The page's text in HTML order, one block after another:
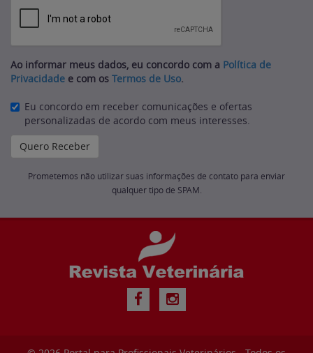
Ao informar meus dados, eu concordo com a Política de
Privacidade e com os Termos de Uso.
Eu concordo em receber comunicações e ofertas
personalizadas de acordo com meus interesses.
Prometemos não utilizar suas informações de contato para enviar
qualquer tipo de SPAM.